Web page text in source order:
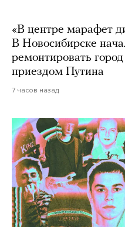
«В центре марафет
В Новосибирске
ремонтировать
приездом Путина
7 часов назад